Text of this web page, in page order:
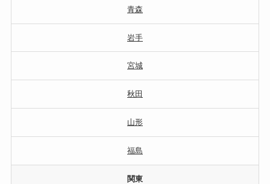
青森
岩手
宮城
秋田
山形
福島
関東